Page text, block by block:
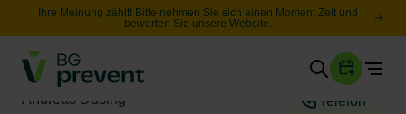
Ihre Meinung zählt! Bitte nehmen Sie sich einen Moment Zeit und
bewerten Sie unsere Website.
Gesundheit
Andreas Düsing Telefon